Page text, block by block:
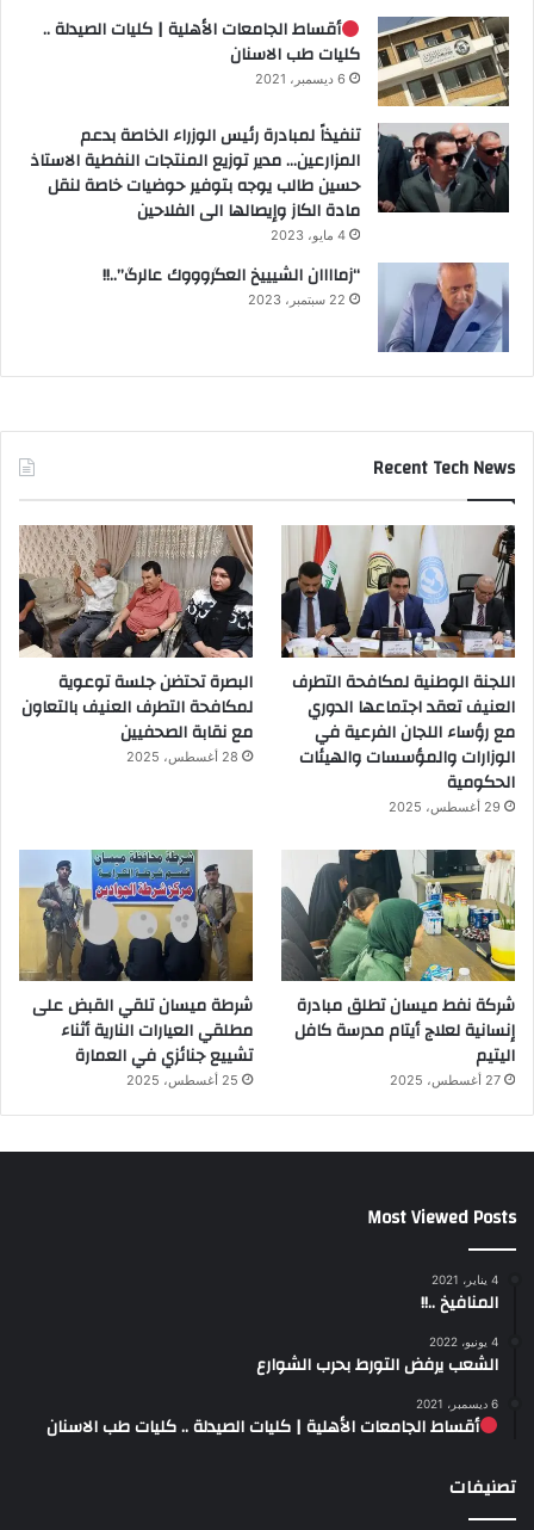
أقساط الجامعات الأهلية | كليات الصيدلة ..
كليات طب الاسنان
6 ديسمبر، 2021
تنفيذاً لمبادرة رئيس الوزراء الخاصة بدعم
المزارعين… مدير توزيع المنتجات النفطية الاستاذ
حسين طالب يوجه بتوفير حوضيات خاصة لنقل
مادة الكاز وإيصالها الى الفلاحين
4 مايو، 2023
“زماااان الشيييخ العگروووك عالرگ”..!!
22 سبتمبر، 2023
Recent Tech News
اللجنة الوطنية لمكافحة التطرف
العنيف تعقد اجتماعها الدوري
مع رؤساء اللجان الفرعية في
الوزارات والمؤسسات والهيئات
الحكومية
29 أغسطس، 2025
البصرة تحتضن جلسة توعوية
لمكافحة التطرف العنيف بالتعاون
مع نقابة الصحفيين
28 أغسطس، 2025
شركة نفط ميسان تطلق مبادرة
إنسانية لعلاج أيتام مدرسة كافل
اليتيم
27 أغسطس، 2025
شرطة ميسان تلقي القبض على
مطلقي العيارات النارية أثناء
تشييع جنائزي في العمارة
25 أغسطس، 2025
Most Viewed Posts
4 يناير، 2021
المنافيخ ..!!
4 يونيو، 2022
الشعب يرفض التورط بحرب الشوارع
6 ديسمبر، 2021
أقساط الجامعات الأهلية | كليات الصيدلة .. كليات طب الاسنان
تصنيفات